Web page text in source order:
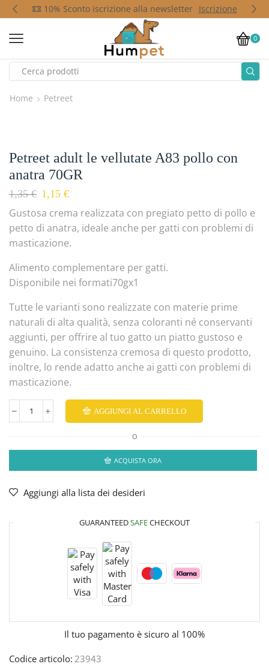
10% Sconto iscrizione alla newsletter Iscrizione
0
Home Petreet
Petreet adult le vellutate A83 pollo con
anatra 70GR
1,35€ 1,15 €
Gustosa crema realizzata con pregiato petto di pollo e
petto di anatra, ideale anche per gatti con problemi di
masticazione.
Alimento complementare per gatti.
Disponibile nei formati70gx1
Tutte le varianti sono realizzate con materie prime
naturali di alta qualità, senza coloranti né conservanti
aggiunti, per offrire al tuo gatto un piatto gustoso e
genuino. La consistenza cremosa di questo prodotto,
inoltre, lo rende adatto anche ai gatti con problemi di
masticazione.
AGGIUNGI AL CARRELLO
O
ACQUISTA ORA
Aggiungi alla lista dei desideri
GUARANTEEDSAFECHECKOUT
Il tuo pagamento è sicuro al 100%
Codice articolo: 23943